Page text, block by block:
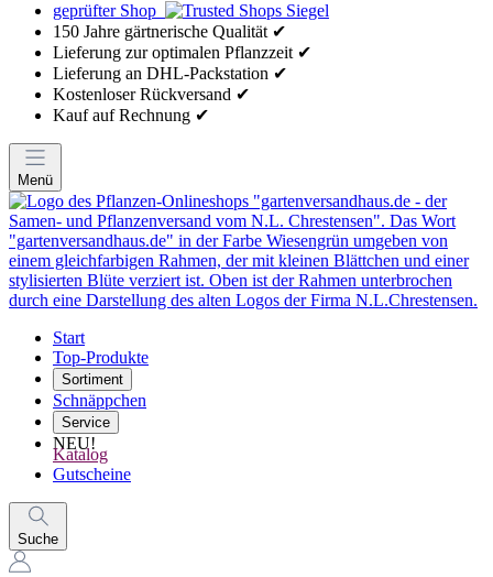
geprüfter Shop
150 Jahre gärtnerische Qualität ✔
Lieferung zur optimalen Pflanzzeit ✔
Lieferung an DHL-Packstation ✔
Kostenloser Rückversand ✔
Kauf auf Rechnung ✔
Menü
Start
Top-Produkte
Sortiment
Schnäppchen
Service
NEU!
Katalog
Gutscheine
Suche